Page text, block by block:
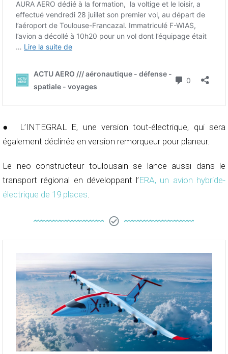
● L’INTEGRAL E, une version tout-électrique, qui sera
également déclinée en version remorqueur pour planeur.
Le neo constructeur toulousain se lance aussi dans le
transport régional en développant l’ERA, un avion hybride-
électrique de 19 places.